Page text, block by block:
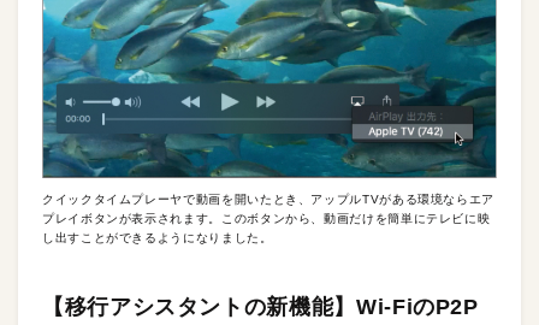
クイックタイムプレーヤで動画を開いたとき、アップルTVがある環境ならエア
プレイボタンが表示されます。このボタンから、動画だけを簡単にテレビに映
し出すことができるようになりました。
【移行アシスタントの新機能】Wi-FiのP2P